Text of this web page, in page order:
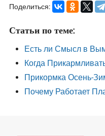
Поделиться:
Статьи по теме:
Есть ли Смысл в
Когда
Прикормка Осень-
Почему Работает